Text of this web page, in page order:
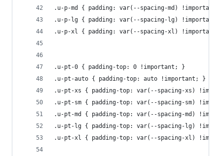
.u-p-md { padding: var(--spacing-md)
.u-p-lg { padding: var(--spacing-lg)
.u-p-xl { padding: var(--spacing-xl)
.u-pt-0 { padding-top: 0 !important; }
.u-pt-auto { padding-top: auto !important; }
.u-pt-xs { padding-top: var(--spacing-xs)
.u-pt-sm { padding-top: var(--spacing-sm)
.u-pt-md { padding-top: var(--spacing-md)
.u-pt-lg { padding-top: var(--spacing-lg)
.u-pt-xl { padding-top: var(--spacing-xl)